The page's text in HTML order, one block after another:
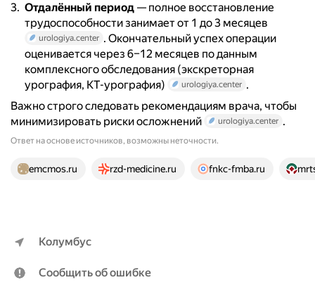
Отдалённый период — полное восстановление
трудоспособности занимает от 1 до 3 месяцев
urologiya.center . Окончательный успех операции
оценивается через 6–12 месяцев по данным
комплексного обследования (экскреторная
урография, КТ-урография)
urologiya.center .
Важно строго следовать рекомендациям врача, чтобы
минимизировать риски осложнений
urologiya.center .
Ответ на основе источников, возможны неточности.
24 источника
emcmos.ru rzd-medicine.ru fnkc-fmba.ru
Колумбус
Сообщить об ошибке